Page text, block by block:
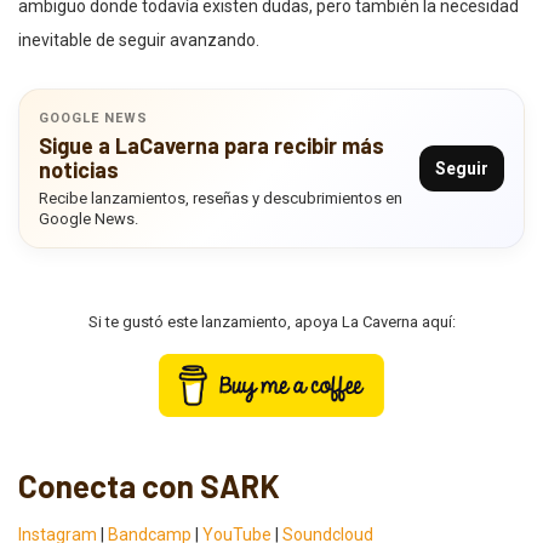
ambiguo donde todavía existen dudas, pero también la necesidad
inevitable de seguir avanzando.
GOOGLE NEWS
Sigue a LaCaverna para recibir más
noticias
Recibe lanzamientos, reseñas y descubrimientos en
Google News.
Seguir
Si te gustó este lanzamiento, apoya La Caverna aquí:
Conecta con SARK
Instagram Bandcamp YouTube Soundcloud